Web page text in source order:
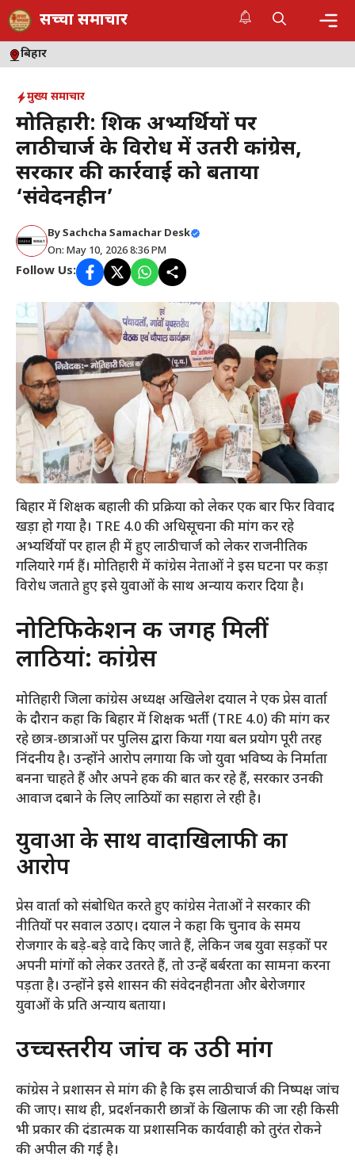
Skip
to
content
सच्चा समाचार
बिहार
मुख्य समाचार
मोतिहारी: शिक्षक अभ्यर्थियों पर
लाठीचार्ज के विरोध में उतरी कांग्रेस,
सरकार की कार्रवाई को बताया
‘संवेदनहीन’
BySachcha Samachar Desk
On: May 10, 2026 8:36 PM
Follow Us:
बिहार में शिक्षक बहाली की प्रक्रिया को लेकर एक बार फिर विवाद
खड़ा हो गया है। TRE 4.0 की अधिसूचना की मांग कर रहे
अभ्यर्थियों पर हाल ही में हुए लाठीचार्ज को लेकर राजनीतिक
गलियारे गर्म हैं। मोतिहारी में कांग्रेस नेताओं ने इस घटना पर कड़ा
विरोध जताते हुए इसे युवाओं के साथ अन्याय करार दिया है।
​नोटिफिकेशन की जगह मिलीं
लाठियां: कांग्रेस
​मोतिहारी जिला कांग्रेस अध्यक्ष अखिलेश दयाल ने एक प्रेस वार्ता
के दौरान कहा कि बिहार में शिक्षक भर्ती (TRE 4.0) की मांग कर
रहे छात्र-छात्राओं पर पुलिस द्वारा किया गया बल प्रयोग पूरी तरह
निंदनीय है। उन्होंने आरोप लगाया कि जो युवा भविष्य के निर्माता
बनना चाहते हैं और अपने हक की बात कर रहे हैं, सरकार उनकी
आवाज दबाने के लिए लाठियों का सहारा ले रही है।
​युवाओं के साथ वादाखिलाफी का
आरोप
​प्रेस वार्ता को संबोधित करते हुए कांग्रेस नेताओं ने सरकार की
नीतियों पर सवाल उठाए। दयाल ने कहा कि चुनाव के समय
रोजगार के बड़े-बड़े वादे किए जाते हैं, लेकिन जब युवा सड़कों पर
अपनी मांगों को लेकर उतरते हैं, तो उन्हें बर्बरता का सामना करना
पड़ता है। उन्होंने इसे शासन की संवेदनहीनता और बेरोजगार
युवाओं के प्रति अन्याय बताया।
​उच्चस्तरीय जांच की उठी मांग
​कांग्रेस ने प्रशासन से मांग की है कि इस लाठीचार्ज की निष्पक्ष जांच
की जाए। साथ ही, प्रदर्शनकारी छात्रों के खिलाफ की जा रही किसी
भी प्रकार की दंडात्मक या प्रशासनिक कार्यवाही को तुरंत रोकने
की अपील की गई है।